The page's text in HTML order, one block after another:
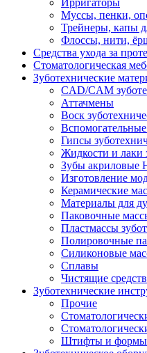
Ирригаторы
Муссы, пенки,
Трейнеры, капы
Флоссы, нити,
Средства ухода за
Стоматологическая
Зуботехнические
CAD/CAM
Аттачмены
Воск
Вспомогательные
Гипсы
Жидкости и лаки
Зубы акриловые
Изготовление
Керамические
Материалы для
Паковочные
Пластмассы
Полировочные
Силиконовые
Сплавы
Чистящие
Зуботехнические
Прочие
Штифты и формы